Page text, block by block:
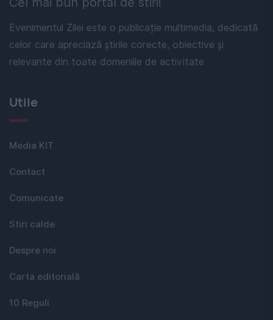
Evenimentul Zilei este o publicație multimedia, dedicată
celor care apreciază știrile corecte, obiective și
relevante din toate domeniile de activitate
Utile
Media KIT
Contact
Comunicate
Stiri calde
Despre noi
Carta editorială
10 Reguli